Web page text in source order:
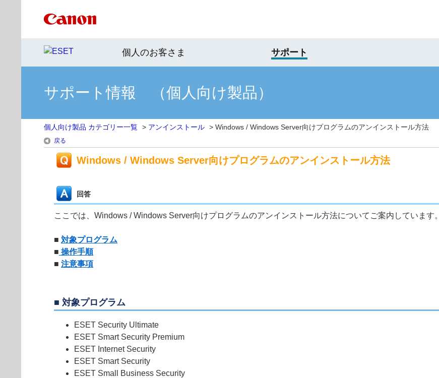
個人のお客さま サポート
サポート情報 （個人向け製品）
個人向け製品 カテゴリー一覧 > アンインストール > Windows / Windows Server向けプログラムのアンインストール方法
戻る
Windows / Windows Server向けプログラムのアンインストール方法
回答
ここでは、Windows / Windows Server向けプログラムのアンインストール方法についてご案内しています。
■ 対象プログラム
■ 操作手順
■ 注意事項
■ 対象プログラム
ESET Security Ultimate
ESET Smart Security Premium
ESET Internet Security
ESET Smart Security
ESET Small Business Security